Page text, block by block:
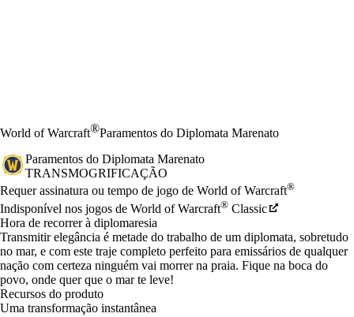
World of Warcraft®Paramentos do Diplomata Marenato
Paramentos do Diplomata Marenato
TRANSMOGRIFICAÇÃO
Preço
Available actions
Requer assinatura ou tempo de jogo de World of Warcraft®
Indisponível nos jogos de World of Warcraft® Classic
Hora de recorrer à diplomaresia
Transmitir elegância é metade do trabalho de um diplomata, sobretudo
no mar, e com este traje completo perfeito para emissários de qualquer
nação com certeza ninguém vai morrer na praia. Fique na boca do
povo, onde quer que o mar te leve!
Recursos do produto
Uma transformação instantânea